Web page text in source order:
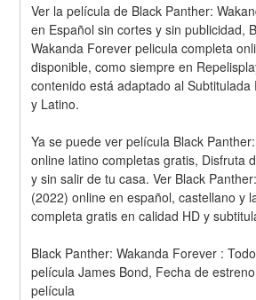
Ver la película de Black Panther:
en Español sin cortes y sin publicidad,
Wakanda Forever pelicula completa
disponible, como siempre en
contenido está adaptado al Subtitulada
y Latino.
Ya se puede ver película Black
online latino completas gratis, Disfruta
y sin salir de tu casa. Ver Black
(2022) online en español, castellano y
completa gratis en calidad HD y
Black Panther: Wakanda Forever :
película James Bond, Fecha de
película